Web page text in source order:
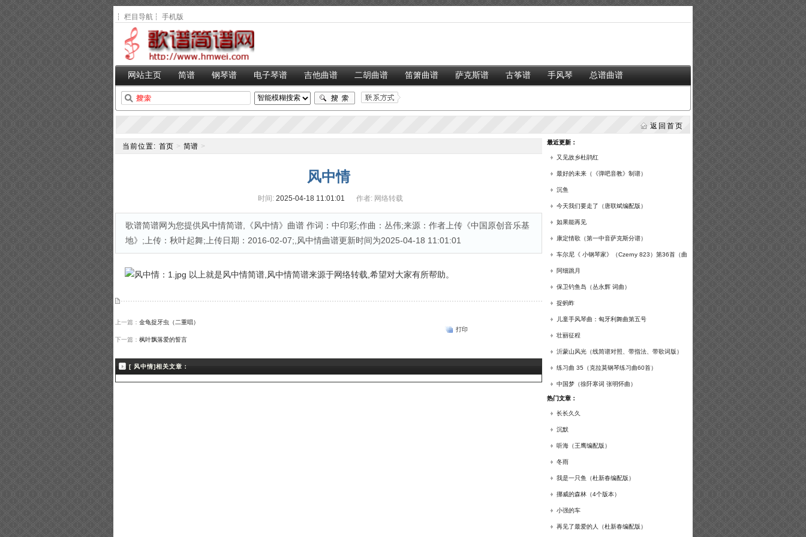
┆ 栏目导航 ┆ 手机版
网站主页 简谱 钢琴谱 电子琴谱 吉他曲谱 二胡曲谱 笛箫曲谱 萨克斯谱 古筝谱 手风琴 总谱曲谱
返回首页
当前位置: 首页 > 简谱 >
风中情
时间: 2025-04-18 11:01:01 作者: 网络转载
歌谱简谱网为您提供风中情简谱,《风中情》曲谱 作词：中印彩;作曲：丛伟;来源：作者上传《中国原创音乐基
地》;上传：秋叶起舞;上传日期：2016-02-07;,风中情曲谱更新时间为2025-04-18 11:01:01
以上就是风中情简谱,风中情简谱来源于网络转载,希望对大家有所帮助。
上一篇： 金龟捉牙虫（二重唱）
下一篇： 枫叶飘落爱的誓言
打印
[ 风中情]相关文章：
最近更新：
又见故乡杜鹃红
最好的未来（《弹吧音教》制谱）
沉鱼
今天我们要走了（唐联斌编配版）
如果能再见
康定情歌（第一中音萨克斯分谱）
车尔尼《 小钢琴家》（Czerny 823）第36首（曲
谱及练习提示）
阿细跳月
保卫钓鱼岛（丛永辉 词曲）
捉蚂蚱
儿童手风琴曲：匈牙利舞曲第五号
壮丽征程
沂蒙山风光（线简谱对照、带指法、带歌词版）
练习曲 35（克拉莫钢琴练习曲60首）
中国梦（徐阡寒词 张明怀曲）
热门文章：
长长久久
沉默
听海（王鹰编配版）
冬雨
我是一只鱼（杜新春编配版）
挪威的森林（4个版本）
小强的车
再见了最爱的人（杜新春编配版）